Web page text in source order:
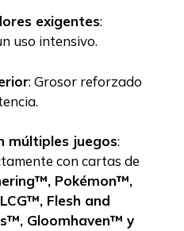
exigentes:
uso intensivo.
: Grosor reforzado
múltiples juegos:
con cartas de
Pokémon™,
Flesh and
Gloomhaven™ y